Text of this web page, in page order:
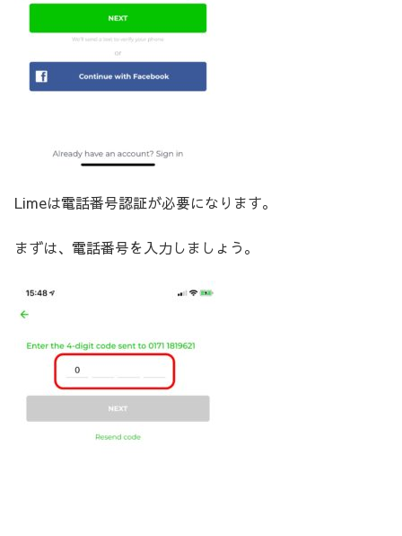
Limeは電話番号認証が必要になります。
まずは、電話番号を入力しましょう。